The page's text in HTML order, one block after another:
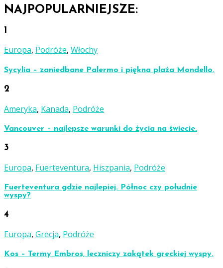
NAJPOPULARNIEJSZE:
1
Europa, Podróże, Włochy
Sycylia – zaniedbane Palermo i piękna plaża Mondello.
2
Ameryka, Kanada, Podróże
Vancouver – najlepsze warunki do życia na świecie.
3
Europa, Fuerteventura, Hiszpania, Podróże
Fuerteventura gdzie najlepiej. Północ czy południe
wyspy?
4
Europa, Grecja, Podróże
Kos – Termy Embros, leczniczy zakątek greckiej wyspy.